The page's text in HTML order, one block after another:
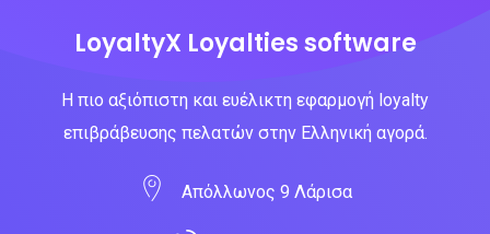
LoyaltyX Loyalties software
Η πιο αξιόπιστη και ευέλικτη εφαρμογή loyalty
επιβράβευσης πελατών στην Ελληνική αγορά.
Απόλλωνος 9 Λάρισα